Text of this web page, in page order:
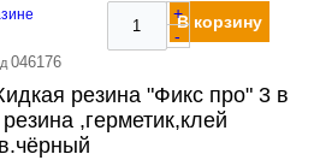
+
-
В корзину
046176
резина "Фикс про" 3 в
,герметик,клей